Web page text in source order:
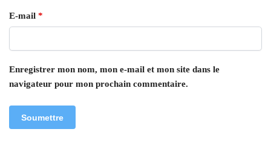
E-mail *
Enregistrer mon nom, mon e-mail et mon site dans le
navigateur pour mon prochain commentaire.